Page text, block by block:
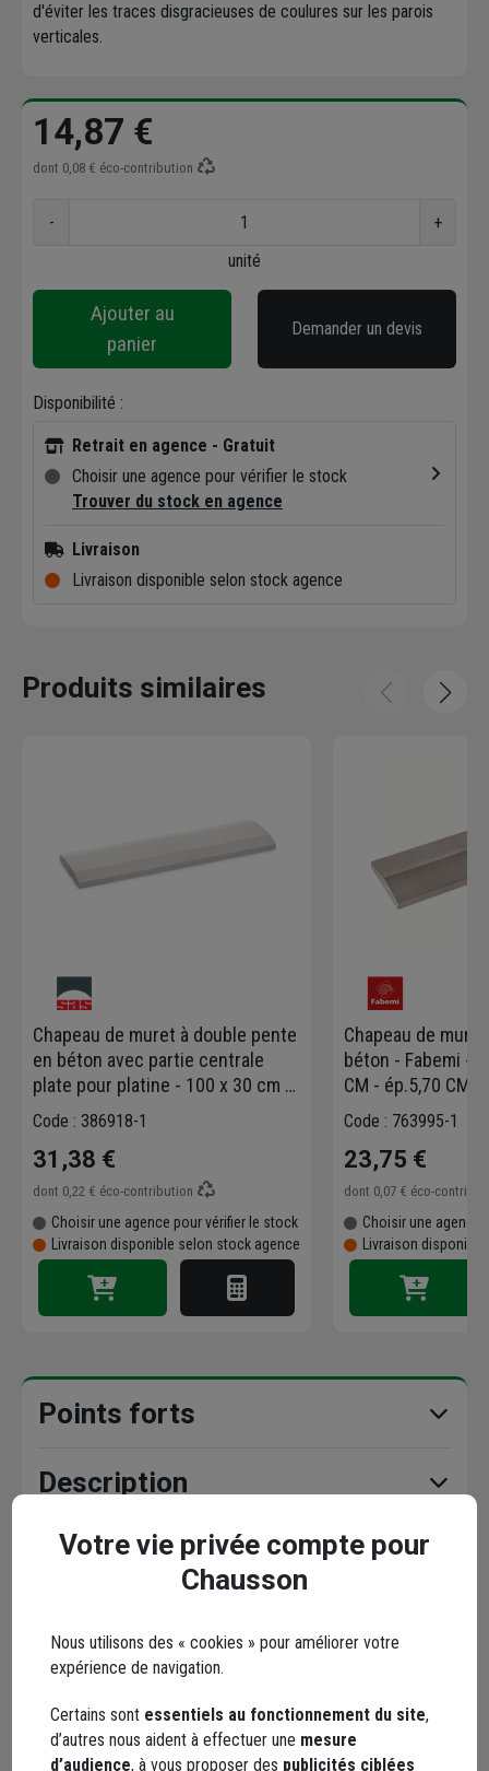
d'éviter les traces disgracieuses de coulures sur les parois
verticales.
14,87 €
dont 0,08 € éco-contribution
-
+
unité
Ajouter au
panier
Demander un devis
Disponibilité :
Retrait en agence - Gratuit
Choisir une agence pour vérifier le stock
Trouver du stock en agence
Livraison
Livraison disponible selon stock agence
Produits similaires
Chapeau de muret à double pente
en béton avec partie centrale
plate pour platine - 100 x 30 cm -
ép. 5 cm - Blanc
Code : 386918-1
31,38 €
dont 0,22 € éco-contribution
Choisir une agence pour vérifier le stock
Livraison disponible selon stock agence
Chapeau de mur à 2 pente en
béton - Fabemi -
CM - ép.5,70 CM -
Code : 763995-1
23,75 €
dont 0,07 € éco-
Choisir une agence
Livraison
Points forts
Description
Caractéristiques
En complément
Votre vie privée compte pour
Chausson
Nous utilisons des « cookies » pour améliorer votre
expérience de navigation.
Certains sont essentiels au fonctionnement du site,
d’autres nous aident à effectuer une mesure
d’audience, à vous proposer des publicités ciblées